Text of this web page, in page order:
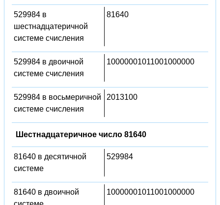
529984 в
шестнадцатеричной
системе счисления
81640
529984 в двоичной
системе счисления
10000001011001000000
529984 в восьмеричной
системе счисления
2013100
Шестнадцатеричное число 81640
81640 в десятичной
системе
529984
81640 в двоичной
10000001011001000000